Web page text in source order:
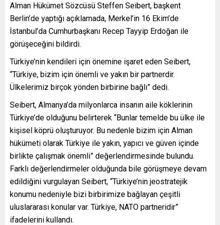
Alman Hükümet Sözcüsü Steffen Seibert, başkent
Berlin’de yaptığı açıklamada, Merkel’in 16 Ekim’de
İstanbul’da Cumhurbaşkanı Recep Tayyip Erdoğan ile
görüşeceğini bildirdi.
Türkiye’nin kendileri için önemine işaret eden Seibert,
“Türkiye, bizim için önemli ve yakın bir partnerdir.
Ülkelerimiz birçok yönden birbirine bağlı” dedi.
Seibert, Almanya’da milyonlarca insanın aile köklerinin
Türkiye’de olduğunu belirterek “Bunlar temelde bu ülke ile
kişisel köprü oluşturuyor. Bu nedenle bizim için Alman
hükümeti olarak Türkiye ile yakın, yapıcı ve güven içinde
birlikte çalışmak önemli” değerlendirmesinde bulundu.
Farklı değerlendirmeler olduğunda bile görüşmeye devam
edildiğini vurgulayan Seibert, “Türkiye’nin jeostratejik
konumu nedeniyle bizi birbirimize bağlayan çeşitli
uluslararası konular var. Türkiye, NATO partneridir”
ifadelerini kullandı.